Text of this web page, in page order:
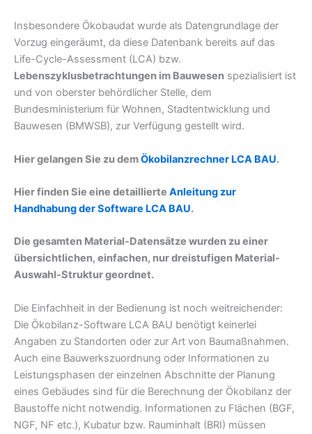
Insbesondere Ökobaudat wurde als Datengrundlage der
Vorzug eingeräumt, da diese Datenbank bereits auf das
Life-Cycle-Assessment (LCA) bzw.
Lebenszyklusbetrachtungen im Bauwesen spezialisiert ist
und von oberster behördlicher Stelle, dem
Bundesministerium für Wohnen, Stadtentwicklung und
Bauwesen (BMWSB), zur Verfügung gestellt wird.
Hier gelangen Sie zu demÖkobilanzrechner LCA BAU.
Hier finden Sie eine detaillierte Anleitung zur
Handhabung der Software LCA BAU.
Die gesamten Material-Datensätze wurden zu einer
übersichtlichen, einfachen, nur dreistufigen Material-
Auswahl-Struktur geordnet.
Die Einfachheit in der Bedienung ist noch weitreichender:
Die Ökobilanz-Software LCA BAU benötigt keinerlei
Angaben zu Standorten oder zur Art von Baumaßnahmen.
Auch eine Bauwerkszuordnung oder Informationen zu
Leistungsphasen der einzelnen Abschnitte der Planung
eines Gebäudes sind für die Berechnung der Ökobilanz der
Baustoffe nicht notwendig. Informationen zu Flächen (BGF,
NGF, NF etc.), Kubatur bzw. Rauminhalt (BRI) müssen